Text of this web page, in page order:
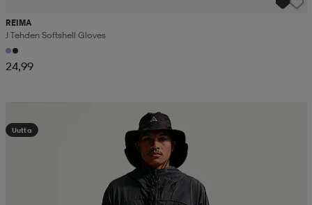
REIMA
J Tehden Softshell Gloves
24,99
Uutta